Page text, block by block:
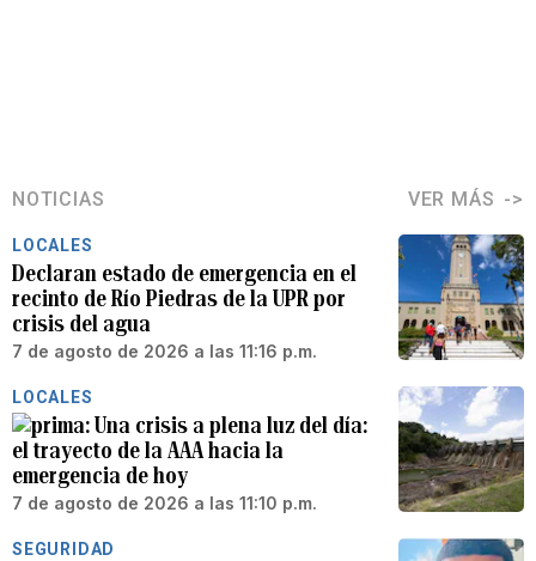
NOTICIAS VER MÁS
LOCALES
Declaran estado de emergencia en el
recinto de Río Piedras de la UPR por
crisis del agua
7 de agosto de 2026 a las 11:16 p.m.
LOCALES
Una crisis a plena luz del día:
el trayecto de la AAA hacia la
emergencia de hoy
7 de agosto de 2026 a las 11:10 p.m.
SEGURIDAD